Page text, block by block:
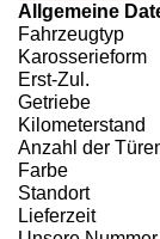
Allgemeine
Fahrzeugtyp
Karosserieform
Erst-Zul.
Getriebe
Kilometerstand
Anzahl der
Farbe
Standort
Lieferzeit